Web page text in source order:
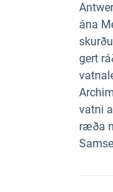
ána
gert
vatni
ræða